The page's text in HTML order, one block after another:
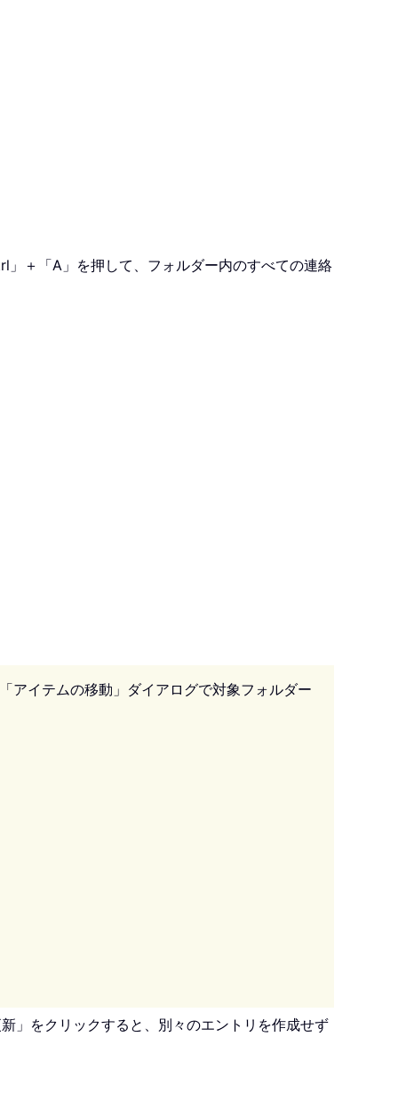
＋「A」を押して、フォルダー内のすべての連絡
アイテムの移動」ダイアログで対象フォルダー
」をクリックすると、別々のエントリを作成せず